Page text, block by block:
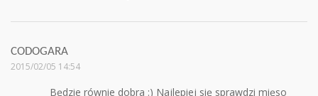
CODOGARA
2015/02/05 14:54
Będzie równie dobra :) Najlepiej się sprawdzi mięso